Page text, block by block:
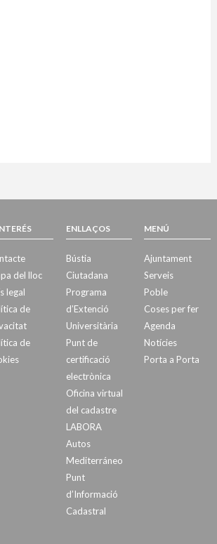
del lloc
legal
de
de
ENLLAÇOS
Bústia
Ciutadana
Programa
d’Extenció
Universitària
Punt de
certificació
electrònica
Oficina virtual
del cadastre
LABORA
Autos
Mediterráneo
Punt
d’Informació
Cadastral
MENÚ
Ajuntament
Serveis
Poble
Coses per fer
Agenda
Notícies
Porta a Porta